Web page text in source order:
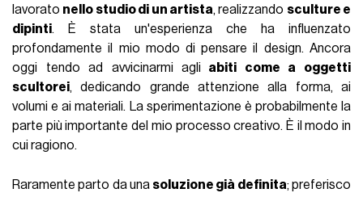
lavorato nello studio di un artista, realizzando sculture e
dipinti. È stata un'esperienza che ha influenzato
profondamente il mio modo di pensare il design. Ancora
oggi tendo ad avvicinarmi agli abiti come a oggetti
scultorei, dedicando grande attenzione alla forma, ai
volumi e ai materiali. La sperimentazione è probabilmente la
parte più importante del mio processo creativo. È il modo in
cui ragiono.
Raramente parto da una soluzione già definita; preferisco